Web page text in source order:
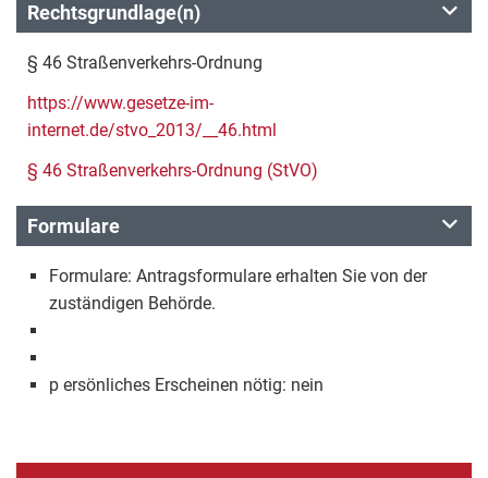
Rechtsgrundlage(n)
§ 46 Straßenverkehrs-Ordnung
https://www.gesetze-im-
internet.de/stvo_2013/__46.html
§ 46 Straßenverkehrs-Ordnung (StVO)
Formulare
Formulare: Antragsformulare erhalten Sie von der
zuständigen Behörde.
p ersönliches Erscheinen nötig: nein